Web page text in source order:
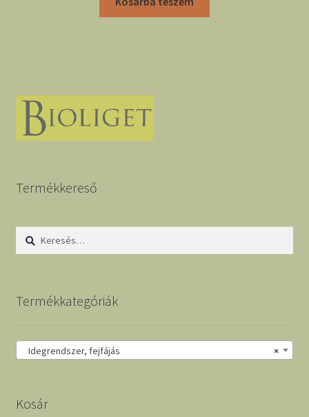
Termékkereső
Keresés:
Termékkategóriák
×
Idegrendszer, fejfájás
Kosár